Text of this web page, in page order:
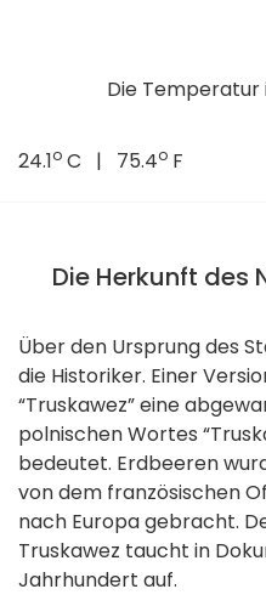
Die Temperatur
24.1o C | 75.4o F
Die Herkunft des
Über den Ursprung des
die Historiker. Einer
“Truskawez” eine
polnischen Wortes
bedeutet. Erdbeeren
von dem französischen
nach Europa gebracht.
Truskawez taucht in
Jahrhundert auf.